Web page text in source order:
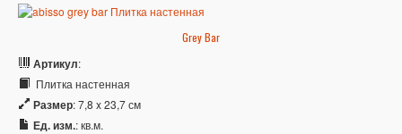
Grey Bar
Артикул:
Плитка настенная
Размер: 7,8 x 23,7 см
Ед. изм.: кв.м.